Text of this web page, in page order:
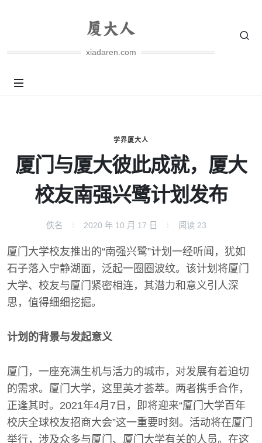
xiadaren.com
学界厦大人
厦门与厦大彼此成就，厦大
校友南强兴鹭计划发布
佚名 2020 年 10 月 17 日 阅读 23
厦门大学校友推出的“南强兴鹭”计划一经听闻，犹如
石子落入宁静湖面，泛起一圈圈波纹。该计划将厦门
大学、校友与厦门紧密相连，其潜力和意义引人深
思，值得细细挖掘。
计划的背景与发起意义
厦门，一座充满生机与活力的城市，对发展有着迫切
的需求。厦门大学，这里英才荟萃。两者携手合作，
正逢其时。2021年4月7日，即将迎来“厦门大学百年
校庆全球校友招商大会”这一重要时刻。活动将在厦门
举行，涉及众多与厦门、厦门大学有关的人员。在这